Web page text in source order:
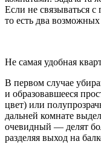
Если не связываться
то есть два возможных
Не самая удобная
В первом случае
и образовавшееся
цвет) или
дальней комнате
очевидный — делят
разделяя выход на